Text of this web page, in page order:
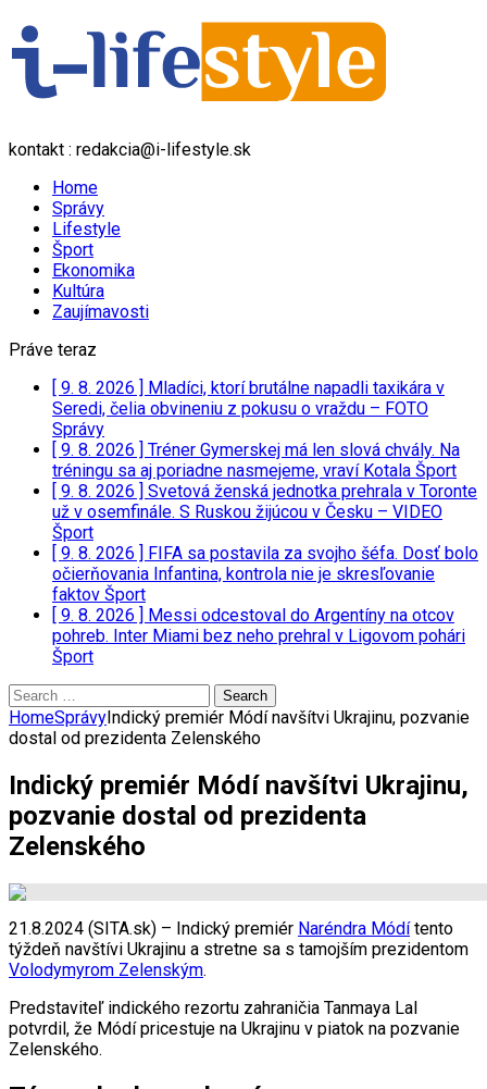
kontakt : redakcia@i-lifestyle.sk
Home
Správy
Lifestyle
Šport
Ekonomika
Kultúra
Zaujímavosti
Práve teraz
[ 9. 8. 2026 ] Mladíci, ktorí brutálne napadli taxikára v
Seredi, čelia obvineniu z pokusu o vraždu – FOTO
Správy
[ 9. 8. 2026 ] Tréner Gymerskej má len slová chvály. Na
tréningu sa aj poriadne nasmejeme, vraví Kotala Šport
[ 9. 8. 2026 ] Svetová ženská jednotka prehrala v Toronte
už v osemfinále. S Ruskou žijúcou v Česku – VIDEO
Šport
[ 9. 8. 2026 ] FIFA sa postavila za svojho šéfa. Dosť bolo
očierňovania Infantina, kontrola nie je skresľovanie
faktov Šport
[ 9. 8. 2026 ] Messi odcestoval do Argentíny na otcov
pohreb. Inter Miami bez neho prehral v Ligovom pohári
Šport
Search
for:
HomeSprávyIndický premiér Módí navšítvi Ukrajinu, pozvanie
dostal od prezidenta Zelenského
Indický premiér Módí navšítvi Ukrajinu,
pozvanie dostal od prezidenta
Zelenského
21.8.2024 (SITA.sk) – Indický premiér Naréndra Módítento
týždeň navštívi Ukrajinu a stretne sa s tamojším prezidentom
Volodymyrom Zelenským.
Predstaviteľ indického rezortu zahraničia Tanmaya Lal
potvrdil, že Módí pricestuje na Ukrajinu v piatok na pozvanie
Zelenského.